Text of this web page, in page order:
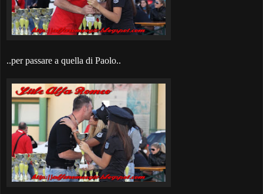
..per passare a quella di Paolo..